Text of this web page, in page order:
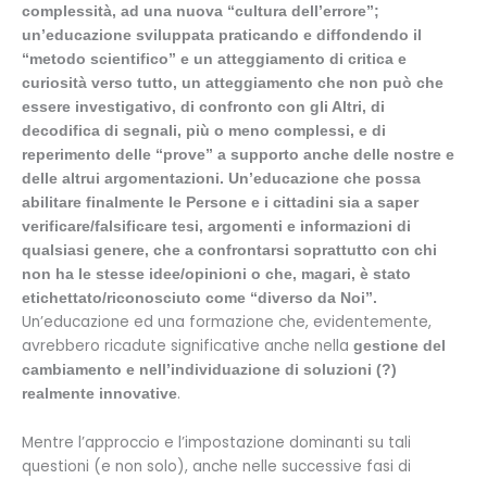
complessità, ad una nuova “cultura dell’errore”;
un’educazione sviluppata praticando e diffondendo il
“metodo scientifico” e un atteggiamento di critica e
curiosità verso tutto, un atteggiamento che non può che
essere investigativo, di confronto con gli Altri, di
decodifica di segnali, più o meno complessi, e di
reperimento delle “prove” a supporto anche delle nostre e
delle altrui argomentazioni. Un’educazione che possa
abilitare finalmente le Persone e i cittadini sia a saper
verificare/falsificare tesi, argomenti e informazioni di
qualsiasi genere, che a confrontarsi soprattutto con chi
non ha le stesse idee/opinioni o che, magari, è stato
etichettato/riconosciuto come “diverso da Noi”.
Un’educazione ed una formazione che, evidentemente,
avrebbero ricadute significative anche nella gestione del
cambiamento e nell’individuazione di soluzioni (?)
realmente innovative.
Mentre l’approccio e l’impostazione dominanti su tali
questioni (e non solo), anche nelle successive fasi di